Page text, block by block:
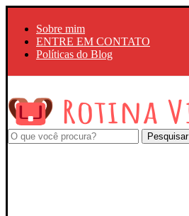
Sobre mim
ENTRE EM CONTATO
Políticas do Blog
Pesquisar